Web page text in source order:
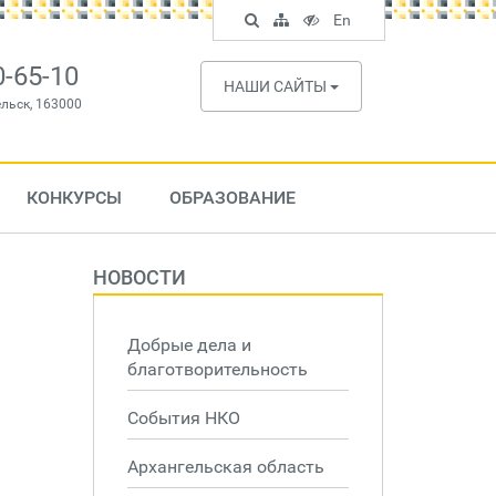
65-10
163000
НАШИ САЙТЫ
КОНКУРСЫ ОБРАЗОВАНИЕ
НОВОСТИ
Добрые дела и
благотворительность
События НКО
Архангельская область
Поиск
по
сайту
Карта
сайта
Версия
для
слабовидящих
En
English